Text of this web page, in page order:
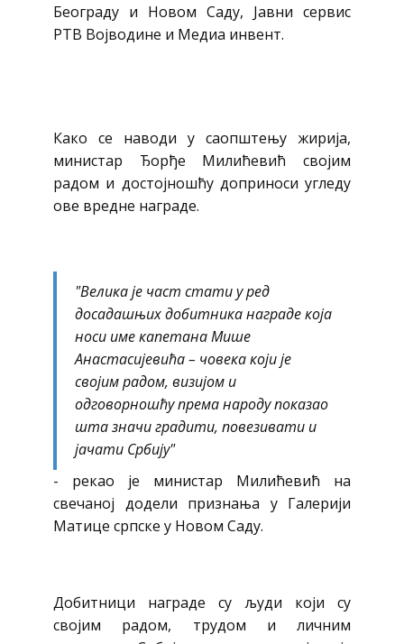
Београду и Новом Саду, Јавни сервис
РТВ Војводине и Медиа инвент.
Како се наводи у саопштењу жирија,
министар Ђорђе Милићевић својим
радом и достојношћу доприноси угледу
ове вредне награде.
"Велика је част стати у ред
досадашњих добитника награде која
носи име капетана Мише
Анастасијевића – човека који је
својим радом, визијом и
одговорношћу према народу показао
шта значи градити, повезивати и
јачати Србију"
- рекао је министар Милићевић на
свечаној додели признања у Галерији
Матице српске у Новом Саду.
Добитници награде су људи који су
својим радом, трудом и личним